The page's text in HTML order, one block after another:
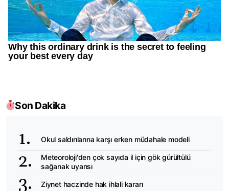
Son Dakika
Okul saldırılarına karşı erken müdahale modeli
Meteoroloji'den çok sayıda il için gök gürültülü
sağanak uyarısı
Ziynet haczinde hak ihlali kararı